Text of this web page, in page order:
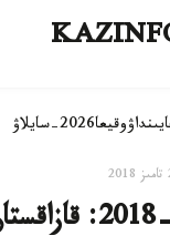
وقيعا2026-سايلاۋ
كەتتى